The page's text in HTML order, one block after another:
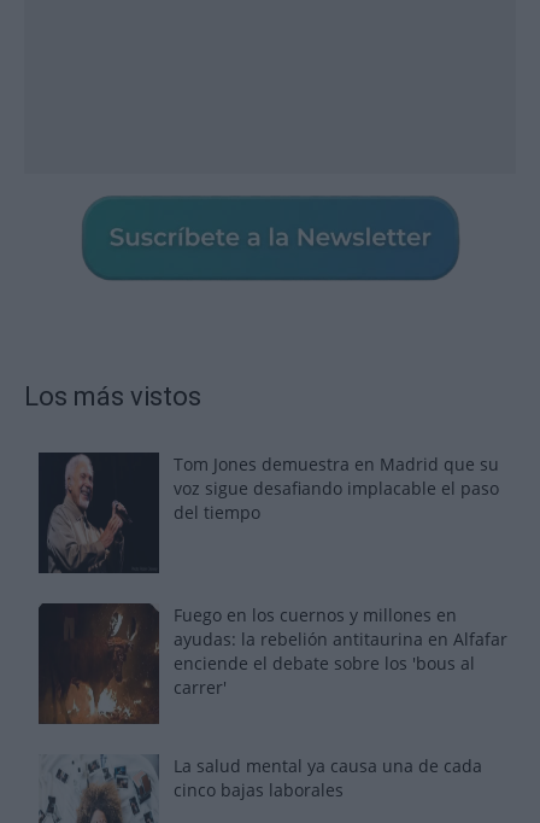
Los más vistos
Tom Jones demuestra en Madrid que su
voz sigue desafiando implacable el paso
del tiempo
Fuego en los cuernos y millones en
ayudas: la rebelión antitaurina en Alfafar
enciende el debate sobre los 'bous al
carrer'
La salud mental ya causa una de cada
cinco bajas laborales